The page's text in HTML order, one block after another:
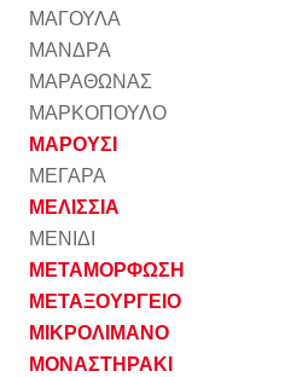
ΜΑΓΟΥΛΑ
ΜΑΝΔΡΑ
ΜΑΡΑΘΩΝΑΣ
ΜΑΡΚΟΠΟΥΛΟ
ΜΑΡΟΥΣΙ
ΜΕΓΑΡΑ
ΜΕΛΙΣΣΙΑ
ΜΕΝΙΔΙ
ΜΕΤΑΜΟΡΦΩΣΗ
ΜΕΤΑΞΟΥΡΓΕΙΟ
ΜΙΚΡΟΛΙΜΑΝΟ
ΜΟΝΑΣΤΗΡΑΚΙ